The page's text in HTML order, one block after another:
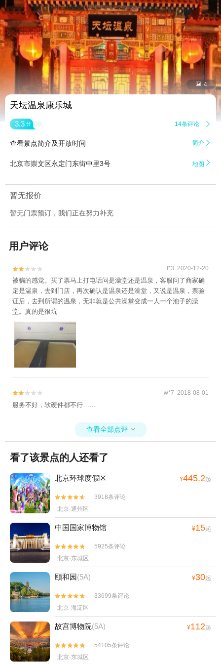
 4
天坛温泉康乐城
3.3 分 14条评论 
查看景点简介及开放时间 简介 
北京市崇文区永定门东街中里3号 地图 
暂无报价
暂无门票预订，我们正在努力补充
用户评论

 l*3 2020-12-20
被骗的感觉。买了票马上打电话问是澡堂还是温泉，客服问了商家确
定是温泉，去到门店，再次确认是温泉还是澡堂，又说是温泉，票验
证后，去到所谓的温泉，无非就是公共澡堂变成一人一个池子的澡
堂。真的是很坑

 w*7 2018-08-01
服务不好，软硬件都不行……
查看全部点评 
看了该景点的人还看了
北京环球度假区 ¥445.2起


3918条评论
北京·通州区
中国国家博物馆 ¥15起


5925条评论
北京·东城区
颐和园(5A) ¥30起


33699条评论
北京·海淀区
故宫博物院(5A) ¥112起


54105条评论
北京·东城区
